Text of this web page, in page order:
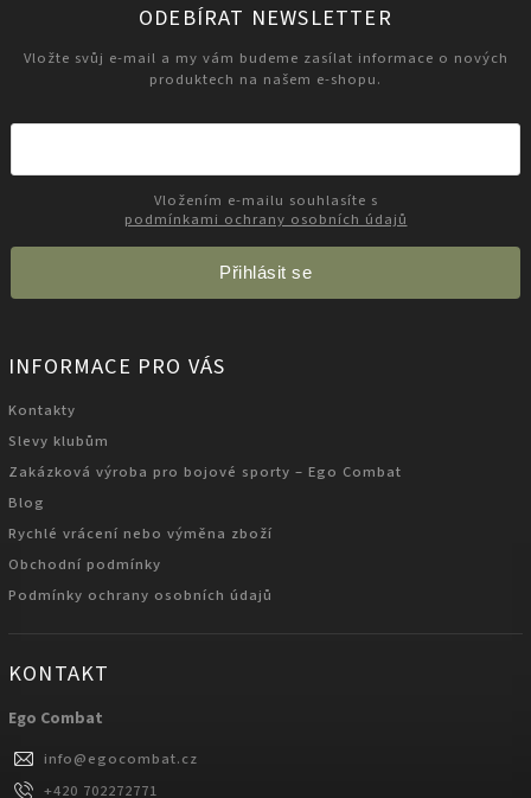
ODEBÍRAT NEWSLETTER
Vložte svůj e-mail a my vám budeme zasílat informace o nových
produktech na našem e-shopu.
podmínkami ochrany osobních údajů
Přihlásit se
INFORMACE PRO VÁS
Kontakty
Slevy klubům
Zakázková výroba pro bojové sporty – Ego Combat
Blog
Rychlé vrácení nebo výměna zboží
Obchodní podmínky
Podmínky ochrany osobních údajů
KONTAKT
Ego Combat
info@egocombat.cz
+420 702272771